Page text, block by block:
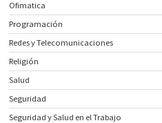
Ofimatica
Programación
Redes y Telecomunicaciones
Religión
Salud
Seguridad
Seguridad y Salud en el Trabajo